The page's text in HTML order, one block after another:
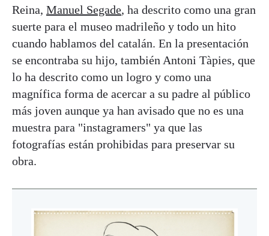
Reina, Manuel Segade, ha descrito como una gran
suerte para el museo madrileño y todo un hito
cuando hablamos del catalán. En la presentación
se encontraba su hijo, también Antoni Tàpies, que
lo ha descrito como un logro y como una
magnífica forma de acercar a su padre al público
más joven aunque ya han avisado que no es una
muestra para "instagramers" ya que las
fotografías están prohibidas para preservar su
obra.